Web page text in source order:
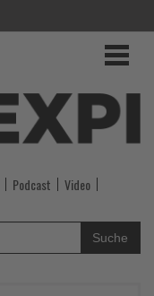
Podcast
Video
Suche